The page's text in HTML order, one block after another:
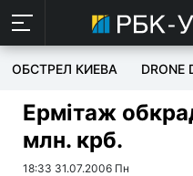
ОБСТРЕЛ КИЕВА DRONE
Ермітаж
млн. крб.
18:33 31.07.2006 Пн